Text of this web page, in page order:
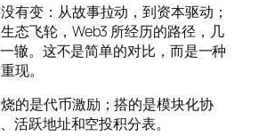
有变：从故事拉动，到资本驱动；
态飞轮，Web3 所经历的路径，几
辙。这不是简单的对比，而是一种
现。
的是代币激励；搭的是模块化协
活跃地址和空投积分表。